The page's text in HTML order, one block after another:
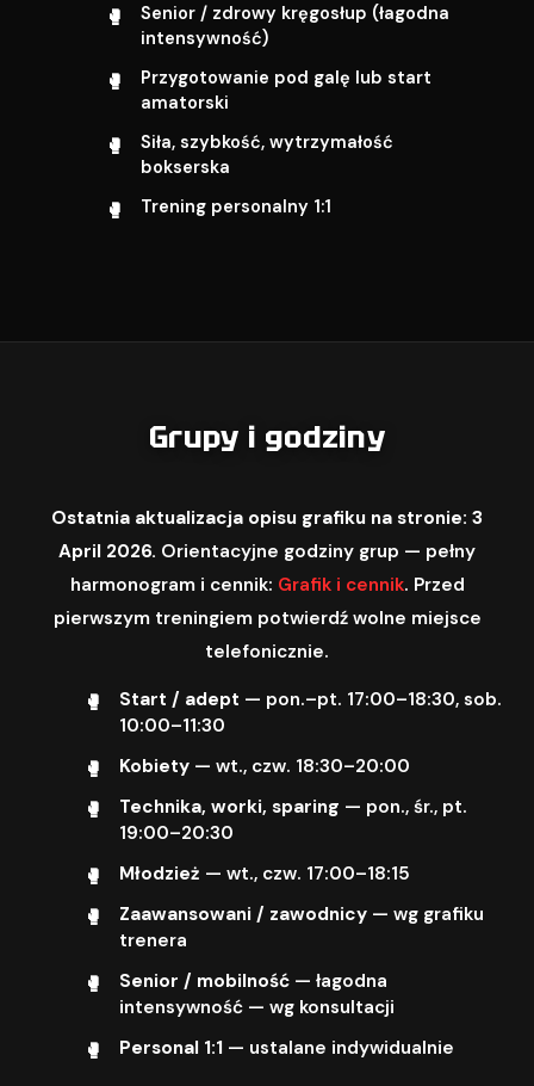
Senior / zdrowy kręgosłup (łagodna
intensywność)
Przygotowanie pod galę lub start
amatorski
Siła, szybkość, wytrzymałość
bokserska
Trening personalny 1:1
Grupy i godziny
Ostatnia aktualizacja opisu grafiku na stronie: 3
April 2026. Orientacyjne godziny grup — pełny
harmonogram i cennik: Grafik i cennik. Przed
pierwszym treningiem potwierdź wolne miejsce
telefonicznie.
Start / adept — pon.–pt. 17:00–18:30, sob.
10:00–11:30
Kobiety— wt., czw. 18:30–20:00
Technika, worki, sparing — pon., śr., pt.
19:00–20:30
Młodzież — wt., czw. 17:00–18:15
Zaawansowani / zawodnicy— wg grafiku
trenera
Senior / mobilność— łagodna
intensywność — wg konsultacji
Personal 1:1 — ustalane indywidualnie